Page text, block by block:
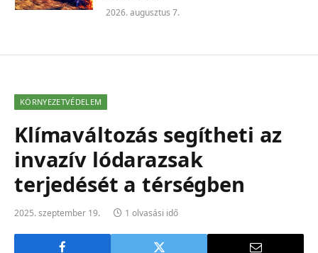
2026. augusztus 7.
KÖRNYEZETVÉDELEM
Klímaváltozás segítheti az
invazív lódarazsak
terjedését a térségben
2025. szeptember 19. 1 olvasási idő